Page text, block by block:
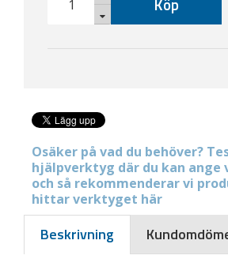
Osäker på vad du behöver?
hjälpverktyg där du kan ange
och så rekommenderar vi
hittar verktyget här
Beskrivning